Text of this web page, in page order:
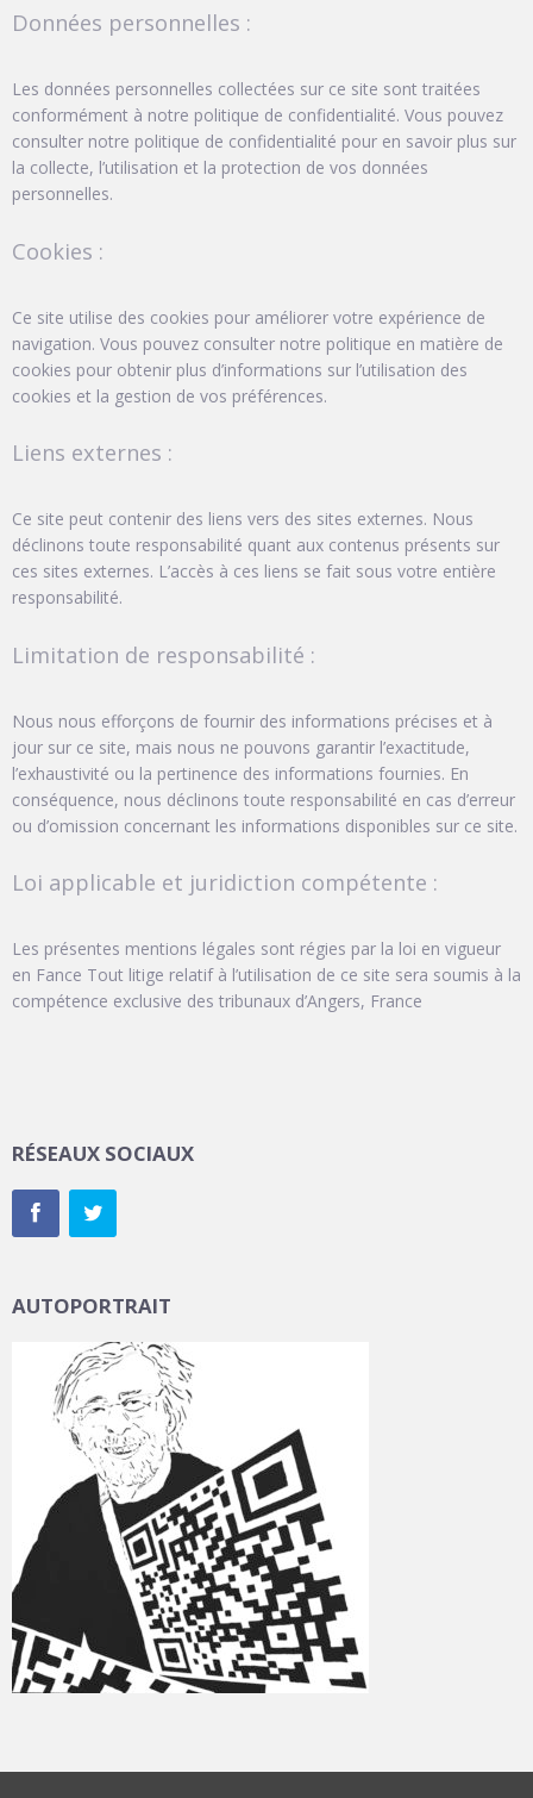
Données personnelles :
Les données personnelles collectées sur ce site sont traitées
conformément à notre politique de confidentialité. Vous pouvez
consulter notre politique de confidentialité pour en savoir plus sur
la collecte, l’utilisation et la protection de vos données
personnelles.
Cookies :
Ce site utilise des cookies pour améliorer votre expérience de
navigation. Vous pouvez consulter notre politique en matière de
cookies pour obtenir plus d’informations sur l’utilisation des
cookies et la gestion de vos préférences.
Liens externes :
Ce site peut contenir des liens vers des sites externes. Nous
déclinons toute responsabilité quant aux contenus présents sur
ces sites externes. L’accès à ces liens se fait sous votre entière
responsabilité.
Limitation de responsabilité :
Nous nous efforçons de fournir des informations précises et à
jour sur ce site, mais nous ne pouvons garantir l’exactitude,
l’exhaustivité ou la pertinence des informations fournies. En
conséquence, nous déclinons toute responsabilité en cas d’erreur
ou d’omission concernant les informations disponibles sur ce site.
Loi applicable et juridiction compétente :
Les présentes mentions légales sont régies par la loi en vigueur
en Fance Tout litige relatif à l’utilisation de ce site sera soumis à la
compétence exclusive des tribunaux d’Angers, France
RÉSEAUX SOCIAUX
AUTOPORTRAIT